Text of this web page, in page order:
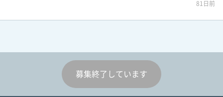
81日前
募集終了しています